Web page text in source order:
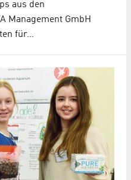
aus den
Management GmbH
für…